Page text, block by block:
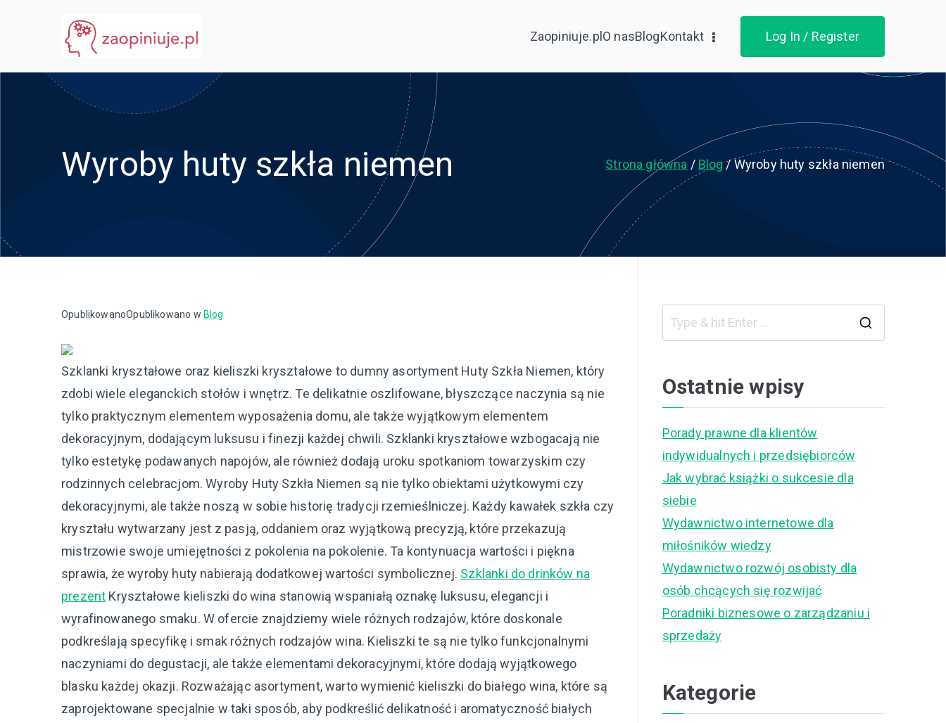
Zaopiniuje.plO nasBlogKontakt Log In / Register
Wyroby huty szkła niemen Strona główna Blog Wyroby huty szkła niemen
OpublikowanoOpublikowano w Blog
Szklanki kryształowe oraz kieliszki kryształowe to dumny asortyment Huty Szkła Niemen, który
zdobi wiele eleganckich stołów i wnętrz. Te delikatnie oszlifowane, błyszczące naczynia są nie
tylko praktycznym elementem wyposażenia domu, ale także wyjątkowym elementem
dekoracyjnym, dodającym luksusu i finezji każdej chwili. Szklanki kryształowe wzbogacają nie
tylko estetykę podawanych napojów, ale również dodają uroku spotkaniom towarzyskim czy
rodzinnych celebracjom. Wyroby Huty Szkła Niemen są nie tylko obiektami użytkowymi czy
dekoracyjnymi, ale także noszą w sobie historię tradycji rzemieślniczej. Każdy kawałek szkła czy
kryształu wytwarzany jest z pasją, oddaniem oraz wyjątkową precyzją, które przekazują
mistrzowie swoje umiejętności z pokolenia na pokolenie. Ta kontynuacja wartości i piękna
sprawia, że wyroby huty nabierają dodatkowej wartości symbolicznej. Szklanki do drinków na
prezent Kryształowe kieliszki do wina stanowią wspaniałą oznakę luksusu, elegancji i
wyrafinowanego smaku. W ofercie znajdziemy wiele różnych rodzajów, które doskonale
podkreślają specyfikę i smak różnych rodzajów wina. Kieliszki te są nie tylko funkcjonalnymi
naczyniami do degustacji, ale także elementami dekoracyjnymi, które dodają wyjątkowego
blasku każdej okazji. Rozważając asortyment, warto wymienić kieliszki do białego wina, które są
zaprojektowane specjalnie w taki sposób, aby podkreślić delikatność i aromatyczność białych
Ostatnie wpisy
Porady prawne dla klientów
indywidualnych i przedsiębiorców
Jak wybrać książki o sukcesie dla
siebie
Wydawnictwo internetowe dla
miłośników wiedzy
Wydawnictwo rozwój osobisty dla
osób chcących się rozwijać
Poradniki biznesowe o zarządzaniu i
sprzedaży
Kategorie